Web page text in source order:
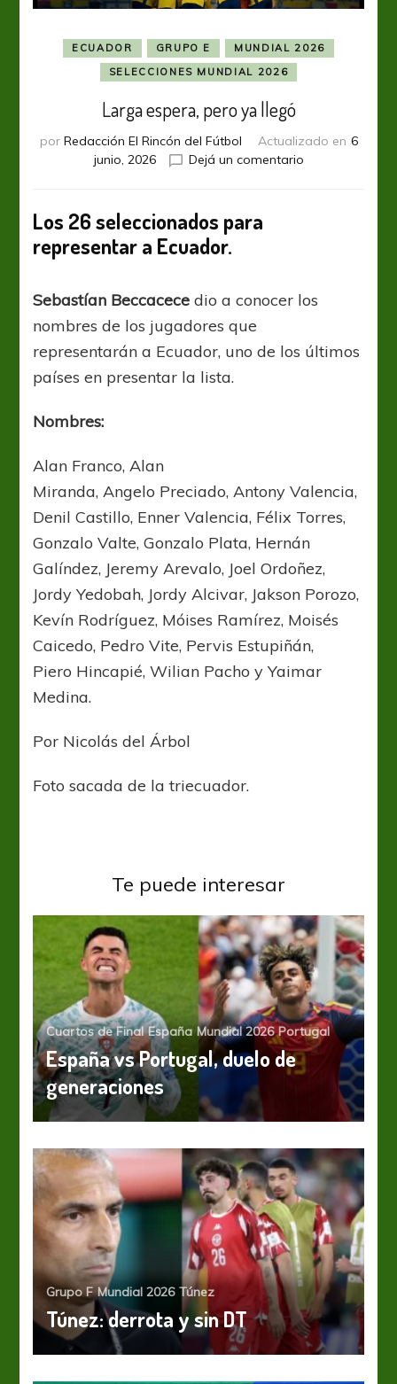
ECUADOR GRUPO E
MUNDIAL 2026
SELECCIONES MUNDIAL 2026
Larga espera, pero ya llegó
por Redacción El Rincón del Fútbol Actualizado en 6
junio, 2026
Dejá un comentarioen
Los 26 seleccionados para
representar a Ecuador.
Sebastían Beccacece dio a conocer los
nombres de los jugadores que
representarán a Ecuador, uno de los últimos
países en presentar la lista.
Nombres:
Alan Franco, Alan
Miranda, Angelo Preciado, Antony Valencia,
Denil Castillo, Enner Valencia, Félix Torres,
Gonzalo Valte, Gonzalo Plata, Hernán
Galíndez, Jeremy Arevalo, Joel Ordoñez,
Jordy Yedobah, Jordy Alcivar, Jakson Porozo,
Kevín Rodríguez, Móises Ramírez, Moisés
Caicedo, Pedro Vite, Pervis Estupiñán,
Piero Hincapié, Wilian Pacho y Yaimar
Medina.
Por Nicolás del Árbol
Foto sacada de la triecuador.
Te puede interesar
Cuartos de Final España Mundial 2026 Portugal
España vs Portugal, duelo de
generaciones
Grupo F Mundial 2026 Túnez
Túnez: derrota y sin DT